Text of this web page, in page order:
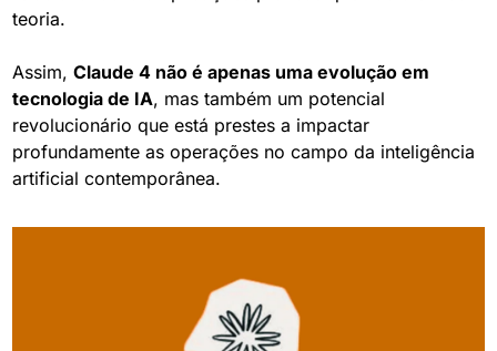
teoria.
Assim, Claude 4 não é apenas uma evolução em
tecnologia de IA, mas também um potencial
revolucionário que está prestes a impactar
profundamente as operações no campo da inteligência
artificial contemporânea.